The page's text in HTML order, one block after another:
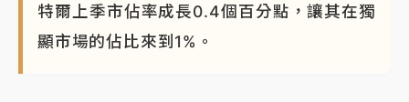
特爾上季市佔率成長0.4個百分點，讓其在獨
顯市場的佔比來到1%。